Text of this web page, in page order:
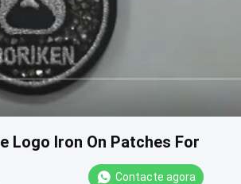
Logo Iron On Patches For
Contacte agora